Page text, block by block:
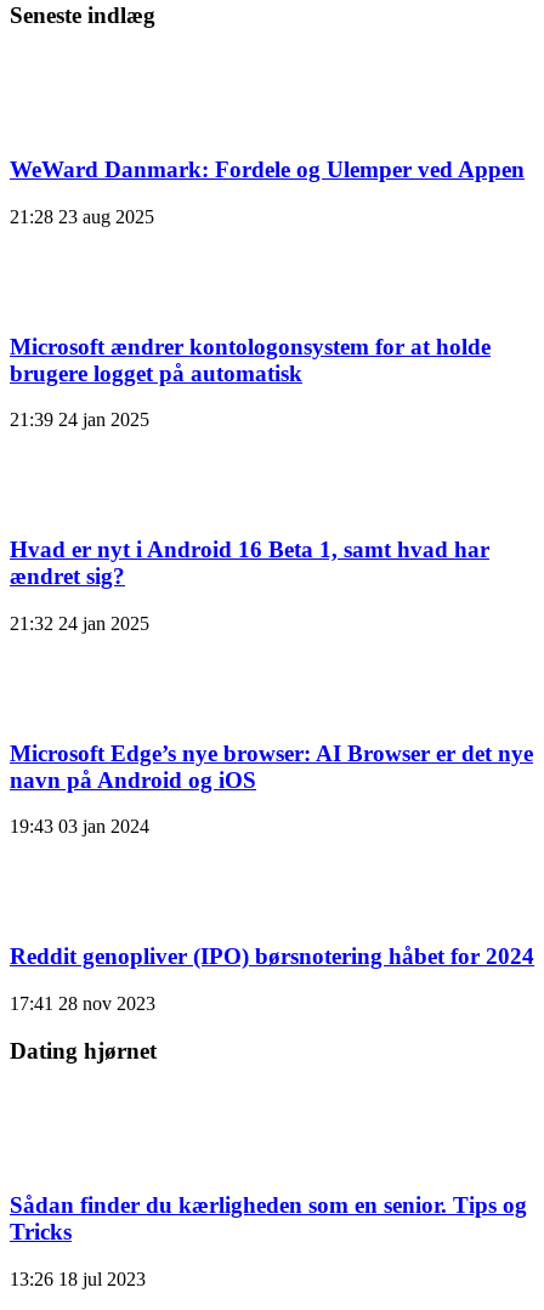
Seneste indlæg
WeWard Danmark: Fordele og Ulemper ved Appen
21:28 23 aug 2025
Microsoft ændrer kontologonsystem for at holde
brugere logget på automatisk
21:39 24 jan 2025
Hvad er nyt i Android 16 Beta 1, samt hvad har
ændret sig?
21:32 24 jan 2025
Microsoft Edge’s nye browser: AI Browser er det nye
navn på Android og iOS
19:43 03 jan 2024
Reddit genopliver (IPO) børsnotering håbet for 2024
17:41 28 nov 2023
Dating hjørnet
Sådan finder du kærligheden som en senior. Tips og
Tricks
13:26 18 jul 2023